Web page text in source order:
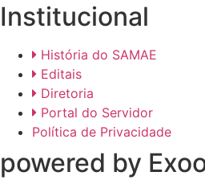
Institucional
História do SAMAE
Editais
Diretoria
Portal do Servidor
Política de Privacidade
powered by